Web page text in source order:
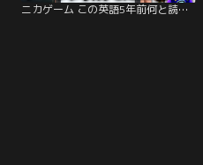
ニカゲーム この英語5年前何と読んだ？